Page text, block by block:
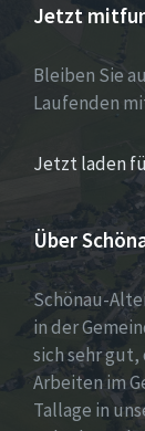
Jetzt
Bleiben Sie
Laufenden
Jetzt laden
Über
Schönau-
in der
sich sehr gut,
Arbeiten im
Tallage in